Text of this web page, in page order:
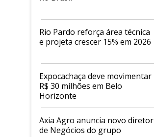
Rio Pardo reforça área técnica
e projeta crescer 15% em 2026
Expocachaça deve movimentar
R$ 30 milhões em Belo
Horizonte
Axia Agro anuncia novo diretor
de Negócios do grupo